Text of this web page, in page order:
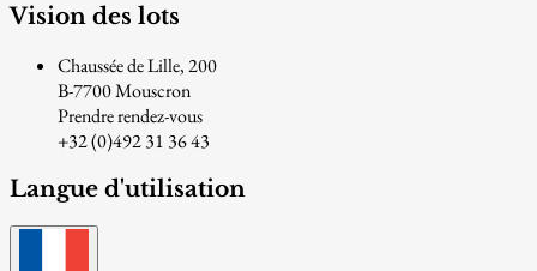
Vision des lots
Chaussée de Lille, 200
B-7700 Mouscron
Prendre rendez-vous
+32 (0)492 31 36 43
Langue d'utilisation